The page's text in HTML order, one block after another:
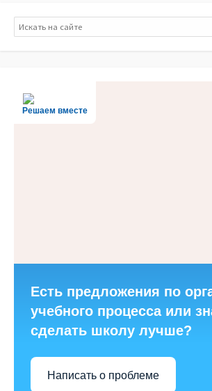
Поиск
Решаем вместе
Есть предложения по
учебного процесса или
сделать школу лучше?
Написать о проблеме